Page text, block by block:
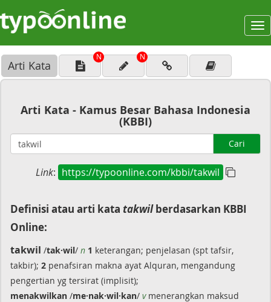
Arti Kata
N N
Arti Kata - Kamus Besar Bahasa Indonesia
(KBBI)
Cari
Link: https://typoonline.com/kbbi/takwil
Definisi atau arti kata takwilberdasarkan KBBI
Online:
takwil /tak·wil/ n 1 keterangan; penjelasan (spt tafsir,
takbir); 2 penafsiran makna ayat Alquran, mengandung
pengertian yg tersirat (implisit);
menakwilkan /me·nak·wil·kan/ vmenerangkan maksud